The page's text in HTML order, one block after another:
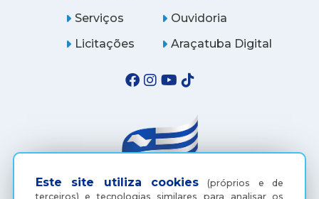
Este site utiliza cookies (próprios e de
terceiros) e tecnologias similares para analisar os
Serviços
Licitações
Ouvidoria
Araçatuba Digital